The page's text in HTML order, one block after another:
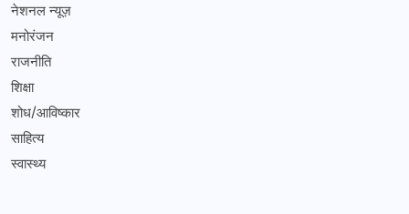
नेशनल न्यूज़
मनोरंजन
राजनीति
शिक्षा
शोध/आविष्कार
साहित्य
स्वास्थ्य